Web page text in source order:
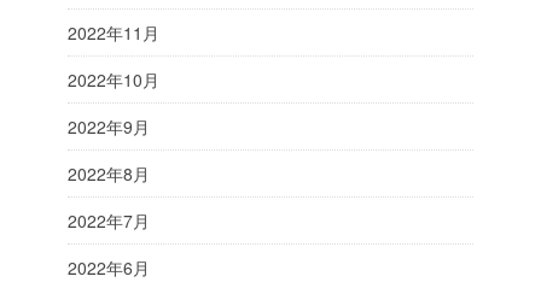
2022年11月
2022年10月
2022年9月
2022年8月
2022年7月
2022年6月